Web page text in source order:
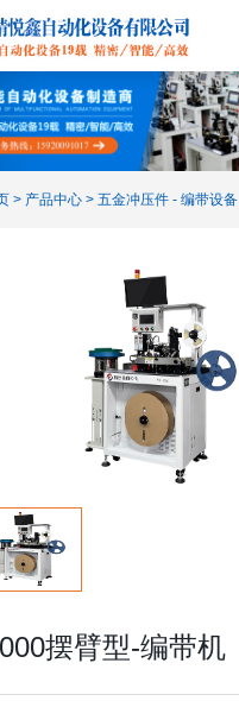
> 产品中心 >五金冲压件 - 编带设备
摆臂型-编带机